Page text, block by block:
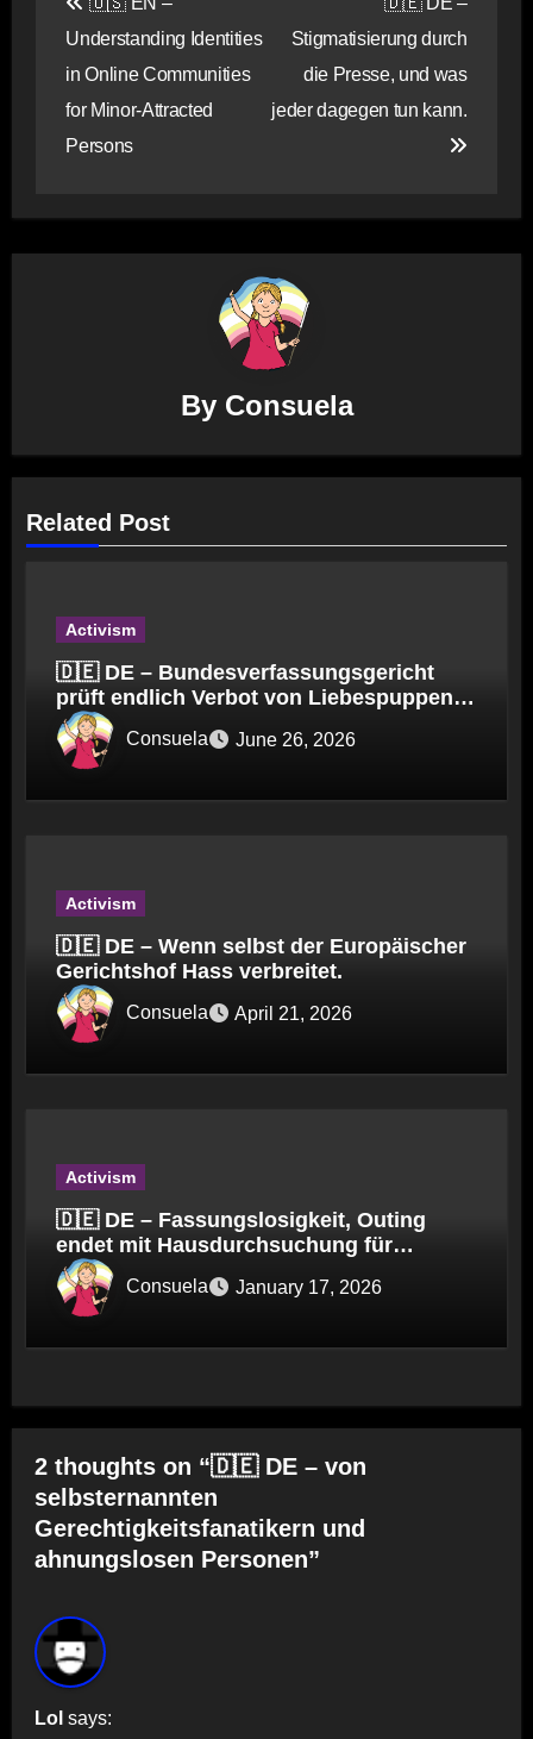
navigation
Understanding Identities
in Online Communities
for Minor-Attracted
Persons
Stigmatisierung durch
die Presse, und was
jeder dagegen tun kann.
By Consuela
Related Post
Activism
🇩🇪 DE – Bundesverfassungsgericht
prüft endlich Verbot von Liebespuppen
(§184l)
Consuela June 26, 2026
Activism
🇩🇪 DE – Wenn selbst der Europäischer
Gerichtshof Hass verbreitet.
Consuela April 21, 2026
Activism
🇩🇪 DE – Fassungslosigkeit, Outing
endet mit Hausdurchsuchung für
Kinderpfleger
Consuela January 17, 2026
2 thoughts on “🇩🇪 DE – von
selbsternannten
Gerechtigkeitsfanatikern und
ahnungslosen Personen”
Lol says: